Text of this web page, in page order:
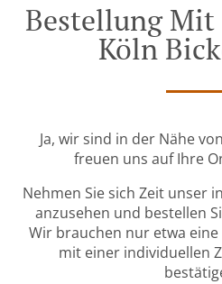
Bestellung
Köln
Ja, wir sind in der Nähe
freuen uns auf Ihre
Nehmen Sie sich Zeit unser
anzusehen und bestellen
Wir brauchen nur etwa
mit einer individuellen